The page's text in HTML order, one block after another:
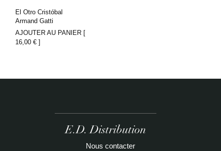
El Otro Cristóbal
Armand Gatti
AJOUTER AU PANIER [
16,00€ ]
E.D. Distribution
Nous contacter